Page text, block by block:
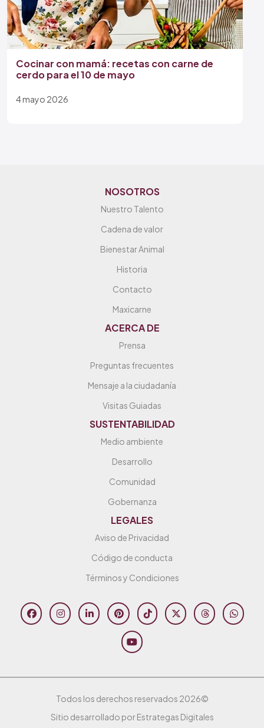
Cocinar con mamá: recetas con carne de
cerdo para el 10 de mayo
4 mayo 2026
NOSOTROS
Nuestro Talento
Cadena de valor
Bienestar Animal
Historia
Contacto
Maxicarne
ACERCA DE
Prensa
Preguntas frecuentes
Mensaje a la ciudadanía
Visitas Guiadas
SUSTENTABILIDAD
Medio ambiente
Desarrollo
Comunidad
Gobernanza
LEGALES
Aviso de Privacidad
Código de conducta
Términos y Condiciones
Todos los derechos reservados 2026©
Sitio desarrollado por Estrategas Digitales